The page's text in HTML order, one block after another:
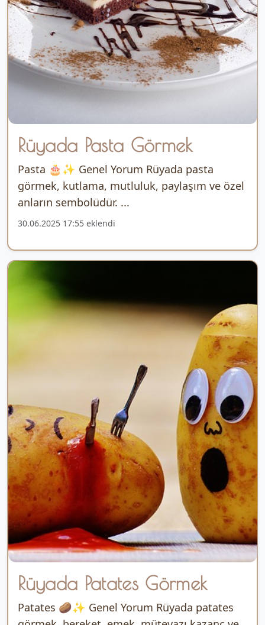
Rüyada Pasta Görmek
Pasta 🎂✨ Genel Yorum Rüyada pasta
görmek, kutlama, mutluluk, paylaşım ve özel
anların sembolüdür. ...
30.06.2025 17:55 eklendi
Rüyada Patates Görmek
Patates 🥔✨ Genel Yorum Rüyada patates